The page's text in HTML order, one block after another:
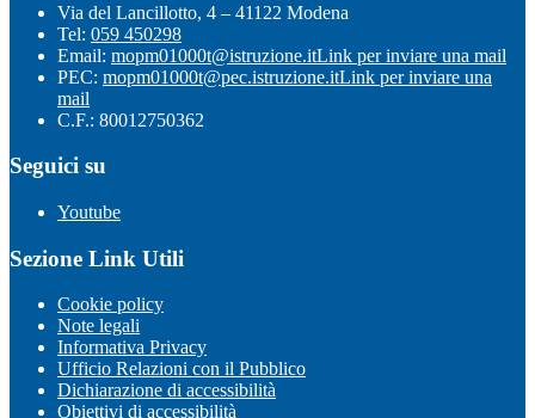
Via del Lancillotto, 4 – 41122 Modena
Tel: 059 450298
Email: mopm01000t@istruzione.itLink per inviare una mail
PEC: mopm01000t@pec.istruzione.itLink per inviare una
mail
C.F.: 80012750362
Seguici su
Youtube
Sezione Link Utili
Cookie policy
Note legali
Informativa Privacy
Ufficio Relazioni con il Pubblico
Dichiarazione di accessibilità
Obiettivi di accessibilità